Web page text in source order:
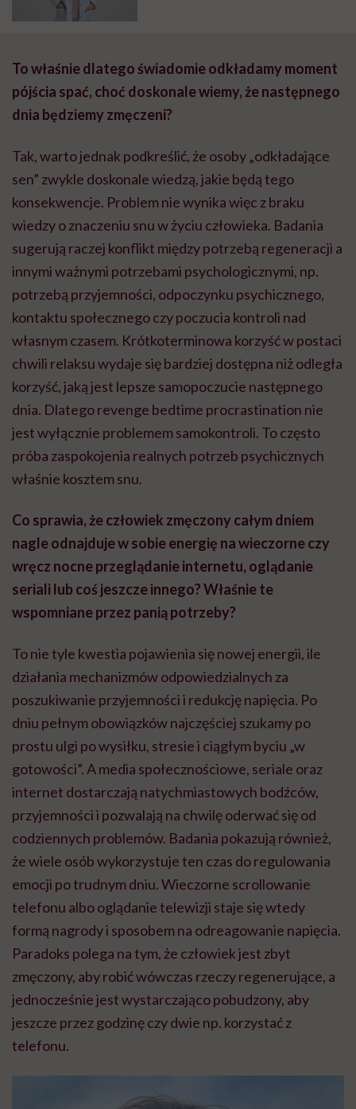
To właśnie dlatego świadomie odkładamy moment
pójścia spać, choć doskonale wiemy, że następnego
dnia będziemy zmęczeni?
Tak, warto jednak podkreślić, że osoby „odkładające
sen” zwykle doskonale wiedzą, jakie będą tego
konsekwencje. Problem nie wynika więc z braku
wiedzy o znaczeniu snu w życiu człowieka. Badania
sugerują raczej konflikt między potrzebą regeneracji a
innymi ważnymi potrzebami psychologicznymi, np.
potrzebą przyjemności, odpoczynku psychicznego,
kontaktu społecznego czy poczucia kontroli nad
własnym czasem. Krótkoterminowa korzyść w postaci
chwili relaksu wydaje się bardziej dostępna niż odległa
korzyść, jaką jest lepsze samopoczucie następnego
dnia. Dlatego revenge bedtime procrastination nie
jest wyłącznie problemem samokontroli. To często
próba zaspokojenia realnych potrzeb psychicznych
właśnie kosztem snu.
Co sprawia, że człowiek zmęczony całym dniem
nagle odnajduje w sobie energię na wieczorne czy
wręcz nocne przeglądanie internetu, oglądanie
seriali lub coś jeszcze innego? Właśnie te
wspomniane przez panią potrzeby?
To nie tyle kwestia pojawienia się nowej energii, ile
działania mechanizmów odpowiedzialnych za
poszukiwanie przyjemności i redukcję napięcia. Po
dniu pełnym obowiązków najczęściej szukamy po
prostu ulgi po wysiłku, stresie i ciągłym byciu „w
gotowości”. A media społecznościowe, seriale oraz
internet dostarczają natychmiastowych bodźców,
przyjemności i pozwalają na chwilę oderwać się od
codziennych problemów. Badania pokazują również,
że wiele osób wykorzystuje ten czas do regulowania
emocji po trudnym dniu. Wieczorne scrollowanie
telefonu albo oglądanie telewizji staje się wtedy
formą nagrody i sposobem na odreagowanie napięcia.
Paradoks polega na tym, że człowiek jest zbyt
zmęczony, aby robić wówczas rzeczy regenerujące, a
jednocześnie jest wystarczająco pobudzony, aby
jeszcze przez godzinę czy dwie np. korzystać z
telefonu.